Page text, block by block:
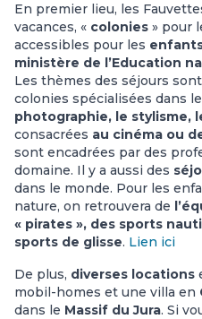
En premier lieu, les
vacances, « colonies » pour
accessibles pour les
ministère de l’Education
Les thèmes des séjours
colonies spécialisées dans le
photographie, le stylisme,
consacrées au cinéma ou
sont encadrées par des
domaine. Il y a aussi des
dans le monde. Pour les
nature, on retrouvera de
« pirates », des sports
sports de glisse. Lien ici
De plus, diverses locations
mobil-homes et une villa en
dans le Massif du Jura. Si